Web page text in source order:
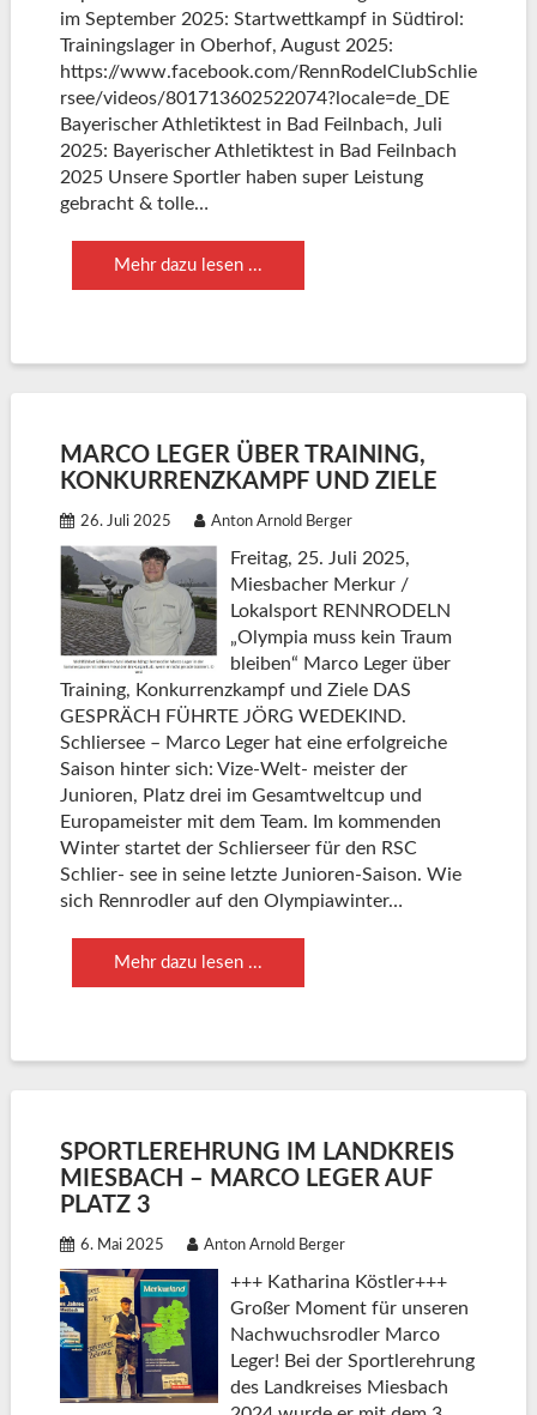
im September 2025: Startwettkampf in Südtirol:
Trainingslager in Oberhof, August 2025:
https://www.facebook.com/RennRodelClubSchlie
rsee/videos/801713602522074?locale=de_DE
Bayerischer Athletiktest in Bad Feilnbach, Juli
2025: Bayerischer Athletiktest in Bad Feilnbach
2025 Unsere Sportler haben super Leistung
gebracht & tolle…
Mehr dazu lesen ...
MARCO LEGER ÜBER TRAINING,
KONKURRENZKAMPF UND ZIELE
26. Juli 2025 Anton Arnold Berger
Freitag, 25. Juli 2025,
Miesbacher Merkur /
Lokalsport RENNRODELN
„Olympia muss kein Traum
bleiben“ Marco Leger über
Training, Konkurrenzkampf und Ziele DAS
GESPRÄCH FÜHRTE JÖRG WEDEKIND.
Schliersee – Marco Leger hat eine erfolgreiche
Saison hinter sich: Vize-Welt- meister der
Junioren, Platz drei im Gesamtweltcup und
Europameister mit dem Team. Im kommenden
Winter startet der Schlierseer für den RSC
Schlier- see in seine letzte Junioren-Saison. Wie
sich Rennrodler auf den Olympiawinter…
Mehr dazu lesen ...
SPORTLEREHRUNG IM LANDKREIS
MIESBACH – MARCO LEGER AUF
PLATZ 3
6. Mai 2025 Anton Arnold Berger
+++ Katharina Köstler+++
Großer Moment für unseren
Nachwuchsrodler Marco
Leger! Bei der Sportlerehrung
des Landkreises Miesbach